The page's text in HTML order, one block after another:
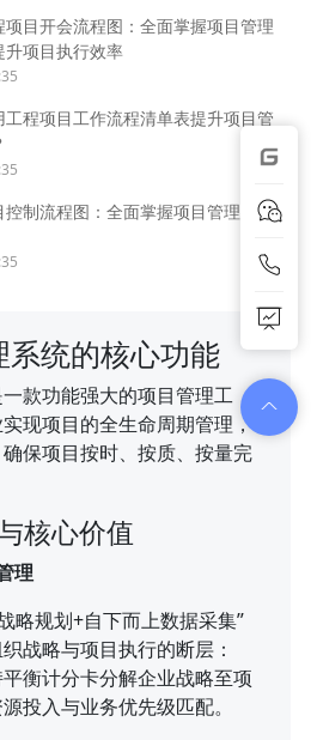
项目开会流程图：全面掌握项目管理
升项目执行效率
工程项目工作流程清单表提升项目管
控制流程图：全面掌握项目管理精髓
统的核心功能
款功能强大的项目管理工
现项目的全生命周期管理，
保项目按时、按质、按量完
核心价值
理
略规划+自下而上数据采集”
战略与项目执行的断层：
衡计分卡分解企业战略至项
投入与业务优先级匹配。